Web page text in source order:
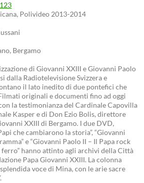
Polivideo 2013-2014
Bergamo
di Giovanni XXIII e Giovanni Paolo
dalla Radiotelevisione Svizzera e
il lato inedito di due pontefici che
originali e documenti fino ad oggi
la testimonianza del Cardinale Capovilla
Kasper e di Don Ezio Bolis, direttore
XXIII di Bergamo. I due DVD,
che cambiarono la storia”, “Giovanni
e “Giovanni Paolo II – Il Papa rock
hanno attinto agli archivi della Città
Papa Giovanni XXIII. La colonna
voce di Mina, con le arie sacre